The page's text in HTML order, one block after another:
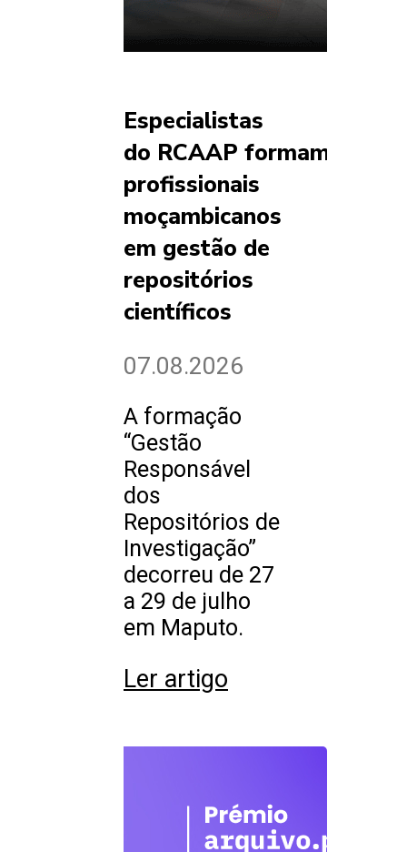
Especialistas
do RCAAP formam
profissionais
moçambicanos
em gestão de
repositórios
científicos
07.08.2026
A formação
“Gestão
Responsável
dos
Repositórios de
Investigação”
decorreu de 27
a 29 de julho
em Maputo.
Ler artigo